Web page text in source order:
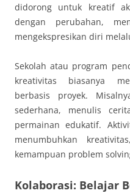
didorong untuk kreatif
dengan perubahan,
mengekspresikan diri
Sekolah atau program
kreativitas biasanya
berbasis proyek.
sederhana, menulis
permainan edukatif.
menumbuhkan
kemampuan problem
Kolaborasi: Belajar